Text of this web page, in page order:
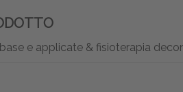
e applicate & fisioterapia